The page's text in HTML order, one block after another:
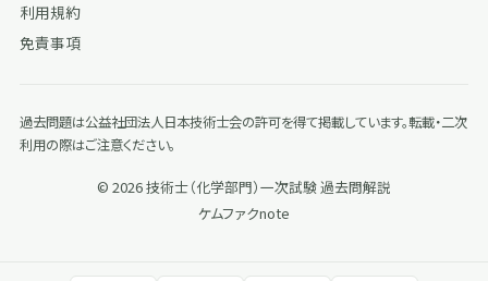
利用規約
免責事項
過去問題は公益社団法人日本技術士会の許可を得て掲載しています。転載・二次
利用の際はご注意ください。
© 2026 技術士（化学部門）一次試験 過去問解説
ケムファクnote